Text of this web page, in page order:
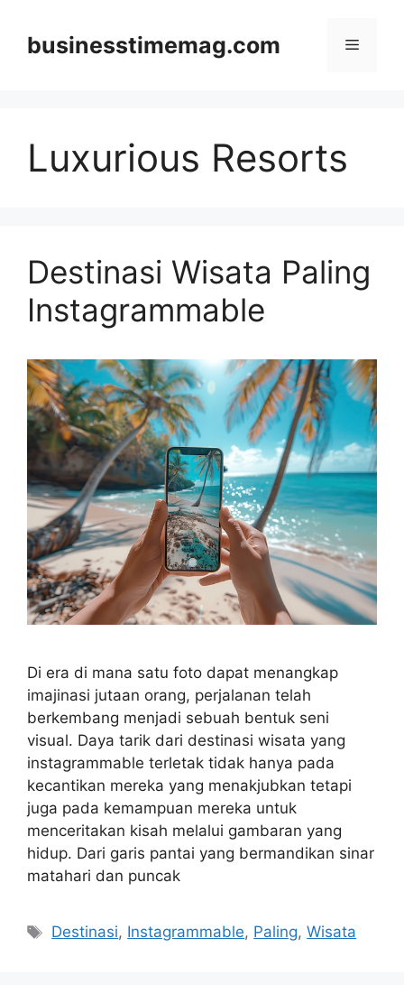
contentbusinesstimemag.com Menu
Luxurious Resorts
Destinasi Wisata Paling
Instagrammable
Di era di mana satu foto dapat menangkap
imajinasi jutaan orang, perjalanan telah
berkembang menjadi sebuah bentuk seni
visual. Daya tarik dari destinasi wisata yang
instagrammable terletak tidak hanya pada
kecantikan mereka yang menakjubkan tetapi
juga pada kemampuan mereka untuk
menceritakan kisah melalui gambaran yang
hidup. Dari garis pantai yang bermandikan sinar
matahari dan puncak
Tags
Destinasi, Instagrammable, Paling,Wisata